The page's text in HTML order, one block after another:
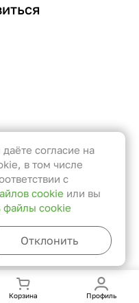
Корзина Профиль
и не
случае
согласие на
в том числе
с
cookie или вы
файлы cookie
Отклонить